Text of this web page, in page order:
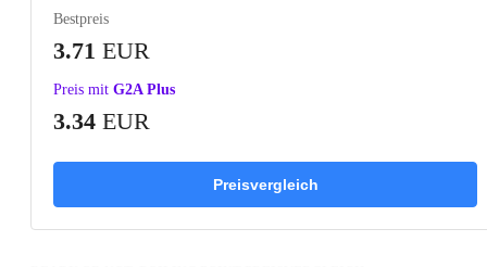
Bestpreis
3.71 EUR
Preis mit G2A Plus
3.34 EUR
Preisvergleich